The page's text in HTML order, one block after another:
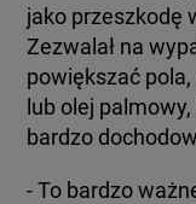
jako przeszkodę
Zezwalał na
powiększać
lub olej
bardzo
- To bardzo